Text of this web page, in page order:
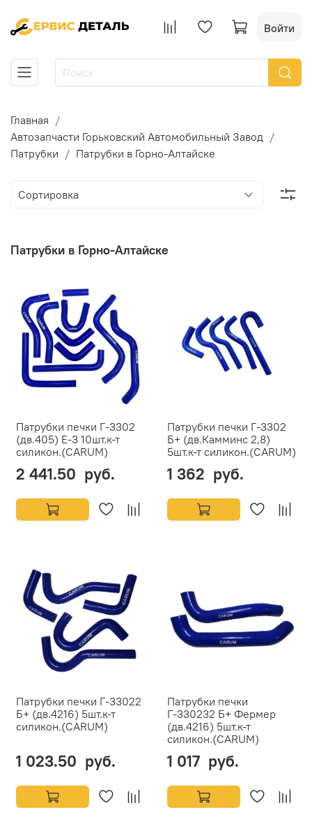
Войти
Главная
Автозапчасти Горьковский Автомобильный Завод
Патрубки
Патрубки в Горно-Алтайске
Патрубки в Горно-Алтайске
Патрубки печки Г-3302
(дв.405) Е-3 10шт.к-т
силикон.(CARUM)
2 441.50 руб.
Патрубки печки Г-3302
Б+ (дв.Камминс 2,8)
5шт.к-т силикон.(CARUM)
1 362 руб.
Патрубки печки Г-33022
Б+ (дв.4216) 5шт.к-т
силикон.(CARUM)
1 023.50 руб.
Патрубки печки
Г-330232 Б+ Фермер
(дв.4216) 5шт.к-т
силикон.(CARUM)
1 017 руб.